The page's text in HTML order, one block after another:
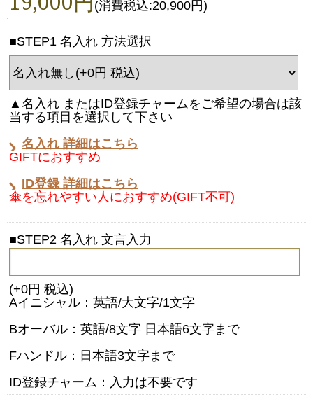
(消費税込:20,900円)
■STEP1 名入れ 方法選択
▲名入れ またはID登録チャームをご希望の場合は該
当する項目を選択して下さい
名入れ 詳細はこちら
GIFTにおすすめ
ID登録 詳細はこちら
傘を忘れやすい人におすすめ(GIFT不可)
■STEP2 名入れ 文言入力
(+0円 税込)
Aイニシャル：英語/大文字/1文字
Bオーバル：英語/8文字 日本語6文字まで
Fハンドル：日本語3文字まで
ID登録チャーム：入力は不要です